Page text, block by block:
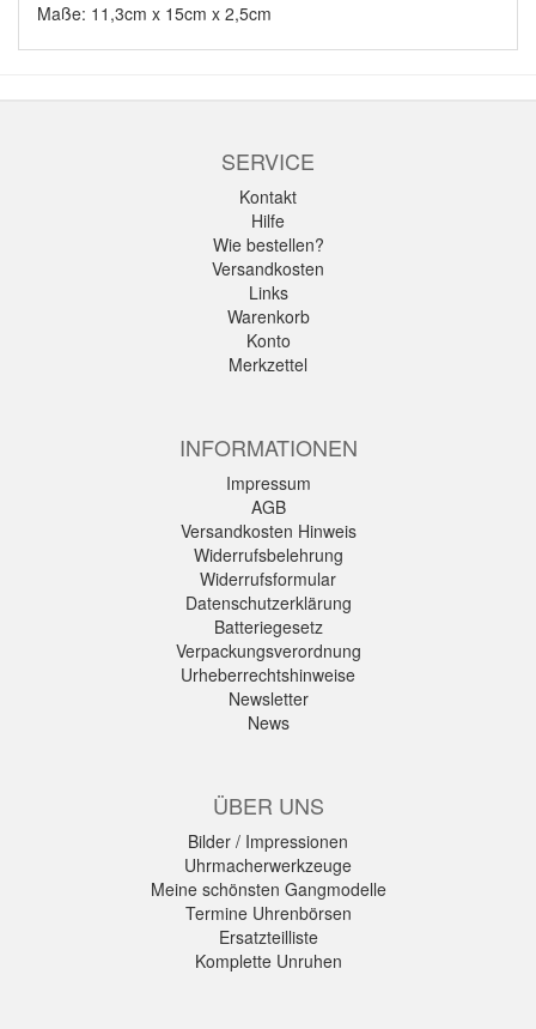
Maße: 11,3cm x 15cm x 2,5cm
SERVICE
Kontakt
Hilfe
Wie bestellen?
Versandkosten
Links
Warenkorb
Konto
Merkzettel
INFORMATIONEN
Impressum
AGB
Versandkosten Hinweis
Widerrufsbelehrung
Widerrufsformular
Datenschutzerklärung
Batteriegesetz
Verpackungsverordnung
Urheberrechtshinweise
Newsletter
News
ÜBER UNS
Bilder / Impressionen
Uhrmacherwerkzeuge
Meine schönsten Gangmodelle
Termine Uhrenbörsen
Ersatzteilliste
Komplette Unruhen